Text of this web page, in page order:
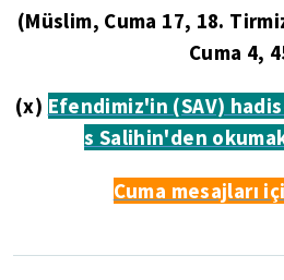
(Müslim, Cuma 17, 18.
Cuma 4,
(x) Efendimiz'in (SAV)
s Salihin'den
Cuma mesajları